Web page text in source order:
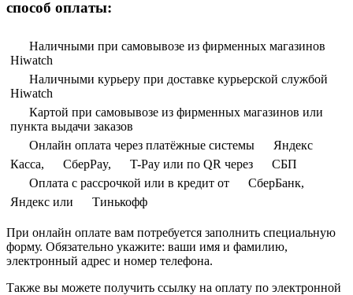
способ оплаты:
Наличными при самовывозе из фирменных магазинов
Hiwatch
Наличными курьеру при доставке курьерской службой
Hiwatch
Картой при самовывозе из фирменных магазинов или
пункта выдачи заказов
Онлайн оплата через платёжные системы
Яндекс
Касса,
СберPay, T-Pay или по QR через
СБП
Оплата с рассрочкой или в кредит от
СберБанк,
Яндекс или
Тинькофф
При онлайн оплате вам потребуется заполнить специальную
форму. Обязательно укажите: ваши имя и фамилию,
электронный адрес и номер телефона.
Также вы можете получить ссылку на оплату по электронной